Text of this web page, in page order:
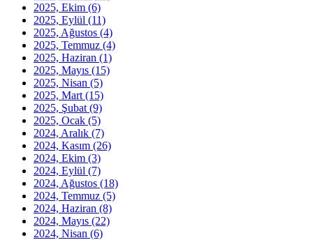
2025, Ekim (6)
2025, Eylül (11)
2025, Ağustos (4)
2025, Temmuz (4)
2025, Haziran (1)
2025, Mayıs (15)
2025, Nisan (5)
2025, Mart (15)
2025, Şubat (9)
2025, Ocak (5)
2024, Aralık (7)
2024, Kasım (26)
2024, Ekim (3)
2024, Eylül (7)
2024, Ağustos (18)
2024, Temmuz (5)
2024, Haziran (8)
2024, Mayıs (22)
2024, Nisan (6)